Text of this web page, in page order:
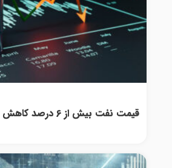
قیمت نفت بیش از ۶ درصد کاهش یافت